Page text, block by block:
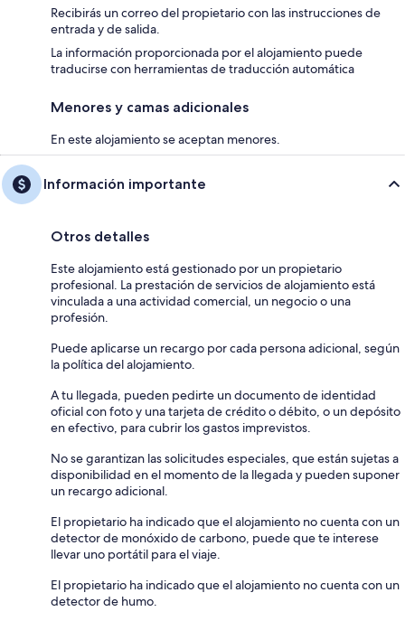
Recibirás un correo del propietario con las instrucciones de
entrada y de salida.
La información proporcionada por el alojamiento puede
traducirse con herramientas de traducción automática
Menores y camas adicionales
En este alojamiento se aceptan menores.
Información importante
Otros detalles
Este alojamiento está gestionado por un propietario
profesional. La prestación de servicios de alojamiento está
vinculada a una actividad comercial, un negocio o una
profesión.
Puede aplicarse un recargo por cada persona adicional, según
la política del alojamiento.
A tu llegada, pueden pedirte un documento de identidad
oficial con foto y una tarjeta de crédito o débito, o un depósito
en efectivo, para cubrir los gastos imprevistos.
No se garantizan las solicitudes especiales, que están sujetas a
disponibilidad en el momento de la llegada y pueden suponer
un recargo adicional.
El propietario ha indicado que el alojamiento no cuenta con un
detector de monóxido de carbono, puede que te interese
llevar uno portátil para el viaje.
El propietario ha indicado que el alojamiento no cuenta con un
detector de humo.